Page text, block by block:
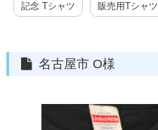
記念 Tシャツ 販売用Tシャツ
名古屋市 O様